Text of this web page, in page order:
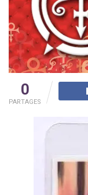
0
PARTAGES